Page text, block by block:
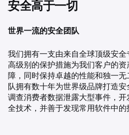
安全高于一切
世界一流的安全团队
我们拥有一支由来自全球顶级安
高级别的保护措施为我们客户的
障，同时保持卓越的性能和独一
队拥有数十年为世界级品牌打造
调查消费者数据泄露大型事件，
全技术，并善于发现常用软件中的